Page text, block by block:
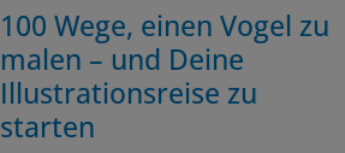
100 Wege, einen Vogel zu
malen – und Deine
Illustrationsreise zu
starten